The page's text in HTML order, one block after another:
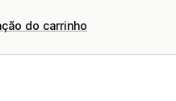
do carrinho